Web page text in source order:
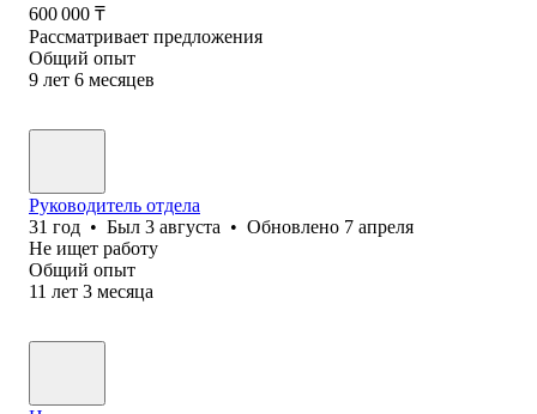
600 000 ₸
Рассматривает предложения
Общий опыт
9 лет 6 месяцев
Руководитель отдела
31 год • Был 3 августа • Обновлено 7 апреля
Не ищет работу
Общий опыт
11 лет 3 месяца